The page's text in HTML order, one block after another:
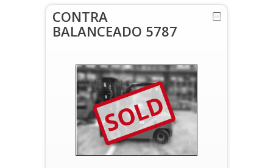
CONTRA
BALANCEADO 5787
SOLD